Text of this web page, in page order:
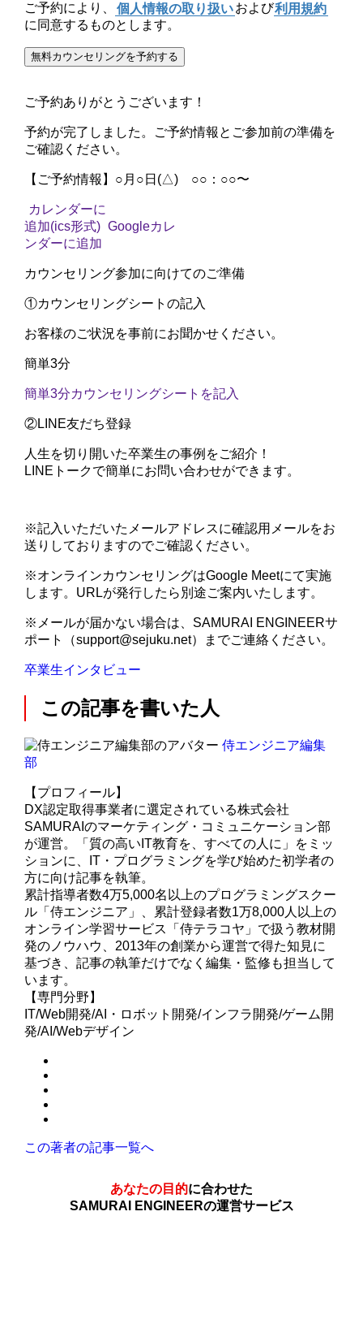
ご予約により、 個人情報の取り扱いおよび利用規約
に同意するものとします。
無料カウンセリングを予約する
ご予約ありがとうございます！
予約が完了しました。 ご予約情報 と ご参加前の準備を
ご確認ください。
【ご予約情報】 ○月○日(△) ○○：○○〜
カレンダーに
追加(ics形式) Googleカレ
ンダーに追加
カウンセリング参加に向けてのご準備
①カウンセリングシートの記入
お客様のご状況を事前にお聞かせください。
簡単3分
簡単3分カウンセリングシートを記入
②LINE友だち登録
人生を切り開いた卒業生の事例をご紹介！
LINEトークで簡単にお問い合わせができます。
※記入いただいたメールアドレスに確認用メールをお
送りしておりますのでご確認ください。
※オンラインカウンセリングはGoogle Meetにて実施
します。URLが発行したら別途ご案内いたします。
※メールが届かない場合は、SAMURAI ENGINEERサ
ポート（support@sejuku.net）までご連絡ください。
卒業生インタビュー
この記事を書いた人
侍エンジニア編集
部
【プロフィール】
DX認定取得事業者に選定されている株式会社
SAMURAIのマーケティング・コミュニケーション部
が運営。「質の高いIT教育を、すべての人に」をミッ
ションに、IT・プログラミングを学び始めた初学者の
方に向け記事を執筆。
累計指導者数4万5,000名以上のプログラミングスクー
ル「侍エンジニア」、累計登録者数1万8,000人以上の
オンライン学習サービス「侍テラコヤ」で扱う教材開
発のノウハウ、2013年の創業から運営で得た知見に
基づき、記事の執筆だけでなく編集・監修も担当して
います。
【専門分野】
IT/Web開発/AI・ロボット開発/インフラ開発/ゲーム開
発/AI/Webデザイン
この著者の記事一覧へ
あなたの目的に合わせた
SAMURAI ENGINEERの運営サービス